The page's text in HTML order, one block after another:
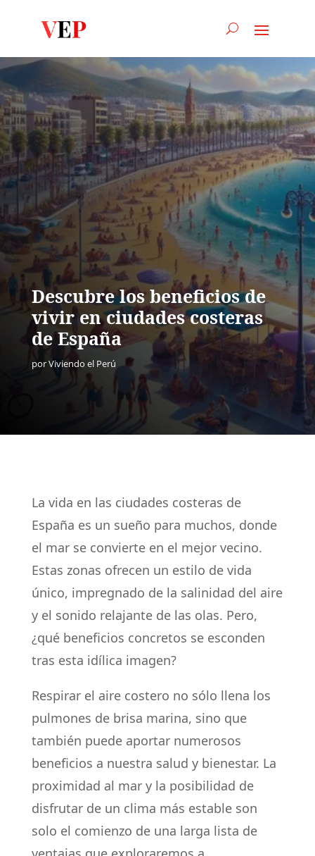
Descubre los beneficios de
vivir en ciudades costeras
de España
porViviendo el Perú
La vida en las ciudades costeras de
España es un sueño para muchos, donde
el mar se convierte en el mejor vecino.
Estas zonas ofrecen un estilo de vida
único, impregnado de la salinidad del aire
y el sonido relajante de las olas. Pero,
¿qué beneficios concretos se esconden
tras esta idílica imagen?
Respirar el aire costero no sólo llena los
pulmones de brisa marina, sino que
también puede aportar numerosos
beneficios a nuestra salud y bienestar. La
proximidad al mar y la posibilidad de
disfrutar de un clima más estable son
solo el comienzo de una larga lista de